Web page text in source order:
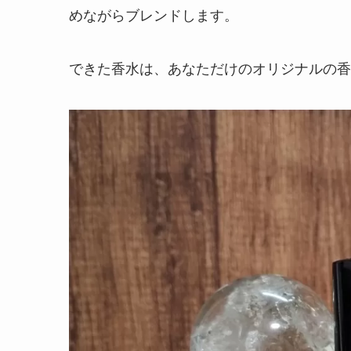
めながらブレンドします。
できた香水は、あなただけのオリジナルの